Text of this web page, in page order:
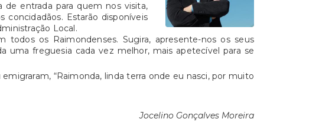
entrada para quem nos visita,
Estarão disponíveis
Local.
todos os Raimondenses. Sugira, apresente-nos os seus
uma freguesia cada vez melhor, mais apetecível para se
“Raimonda, linda terra onde eu nasci, por muito
Jocelino Gonçalves Moreira